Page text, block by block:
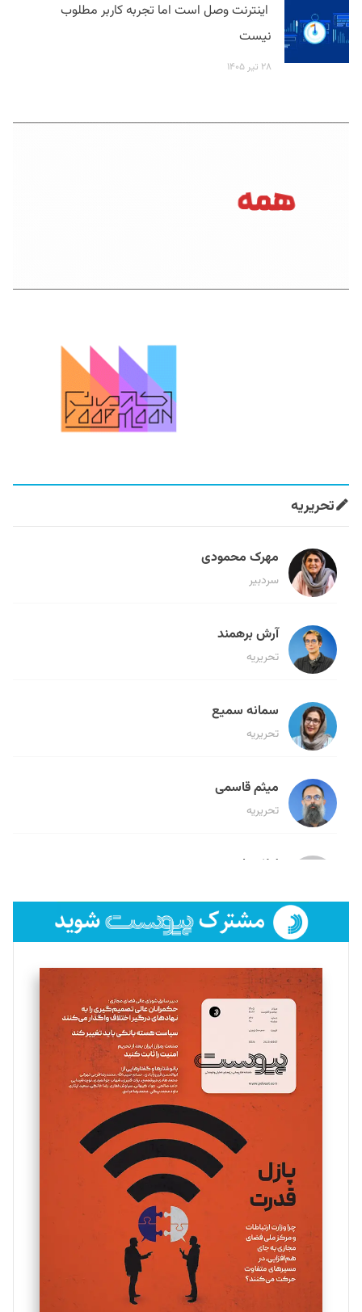
اینترنت وصل است اما تجربه کاربر مطلوب
نیست
۲۸ تیر ۱۴۰۵
تحریریه
مهرک محمودی
سردبیر
آرش برهمند
تحریریه
سمانه سمیع
تحریریه
میثم قاسمی
تحریریه
لیلا حنارود
فائزه فتحی رستمی
تحریریه
سروش کرمیان
تحریریه
مینا پاکدل
یسنا امان‌پور
تحریریه
ملینا جعفری
تحریریه